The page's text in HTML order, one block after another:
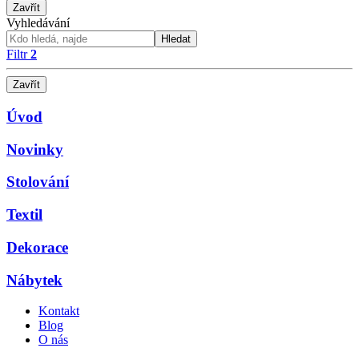
Zavřít
Vyhledávání
Hledat
Filtr2
Zavřít
Úvod
Novinky
Stolování
Textil
Dekorace
Nábytek
Kontakt
Blog
O nás